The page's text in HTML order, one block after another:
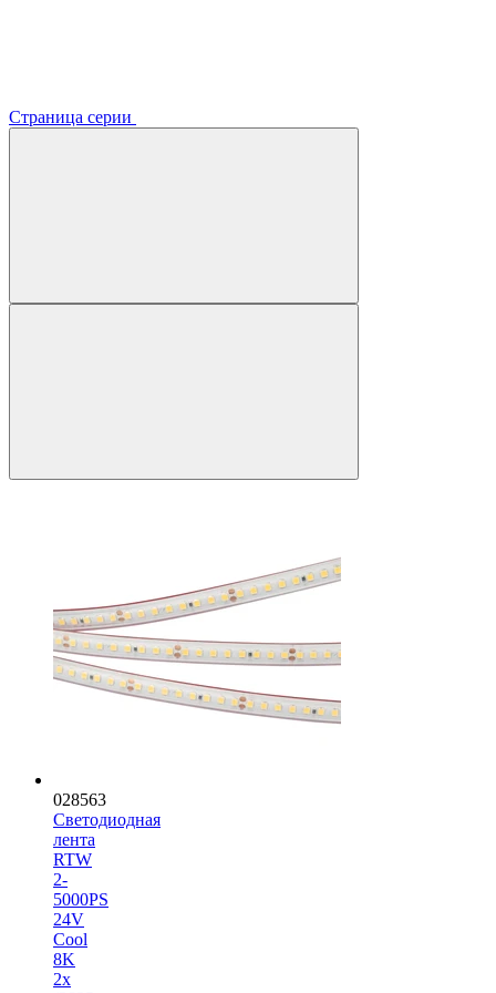
Страница серии
028563
Светодиодная
лента
RTW
2-
5000PS
24V
Cool
8K
2x